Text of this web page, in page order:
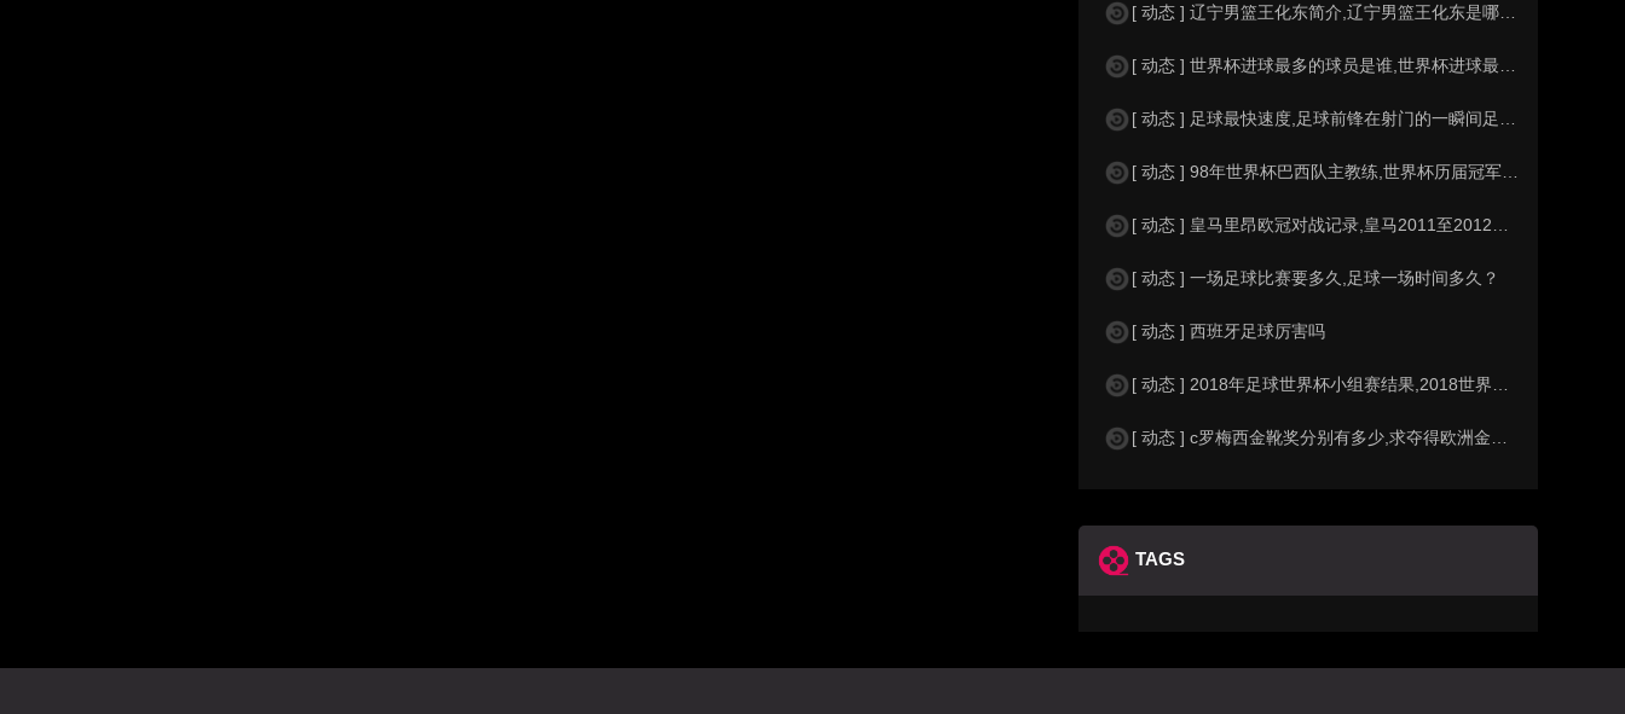
[ 动态 ] 辽宁男篮王化东简介,辽宁男篮王化东是哪里人？
[ 动态 ] 世界杯进球最多的球员是谁,世界杯进球最多的球员是谁？
[ 动态 ] 足球最快速度,足球前锋在射门的一瞬间足球的速度有多快？？
[ 动态 ] 98年世界杯巴西队主教练,世界杯历届冠军球队教练
[ 动态 ] 皇马里昂欧冠对战记录,皇马2011至2012欧冠赛程&nbs
[ 动态 ] 一场足球比赛要多久,足球一场时间多久？
[ 动态 ] 西班牙足球厉害吗
[ 动态 ] 2018年足球世界杯小组赛结果,2018世界杯中国进入a组
[ 动态 ] c罗梅西金靴奖分别有多少,求夺得欧洲金靴奖与各大联赛金靴奖最
TAGS